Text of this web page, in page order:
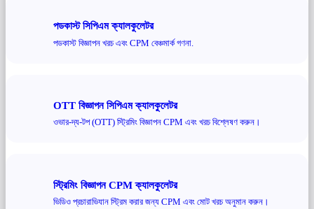
পডকাস্ট সিপিএম ক্যালকুলেটর
পডকাস্ট বিজ্ঞাপন খরচ এবং CPM বেঞ্চমার্ক গণনা.
OTT বিজ্ঞাপন সিপিএম ক্যালকুলেটর
ওভার-দ্য-টপ (OTT) স্ট্রিমিং বিজ্ঞাপন CPM এবং খরচ বিশ্লেষণ করুন।
স্ট্রিমিং বিজ্ঞাপন CPM ক্যালকুলেটর
ভিডিও প্রচারাভিযান স্ট্রিম করার জন্য CPM এবং মোট খরচ অনুমান করুন।